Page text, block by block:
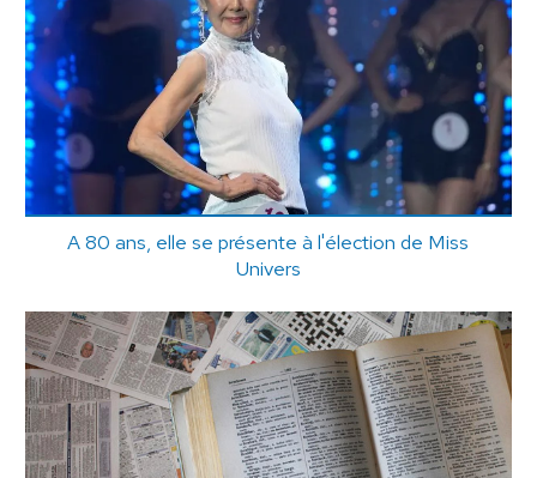
A 80 ans, elle se présente à l'élection de Miss
Univers